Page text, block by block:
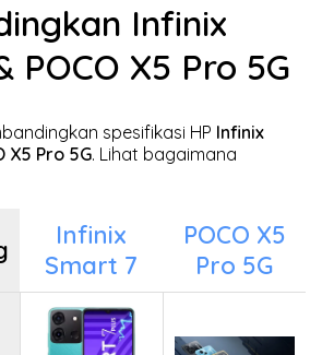
Infinix
POCO X5 Pro 5G
spesifikasi HP Infinix
X5 Pro 5G. Lihat bagaimana
Infinix
Smart 7
POCO X5
Pro 5G